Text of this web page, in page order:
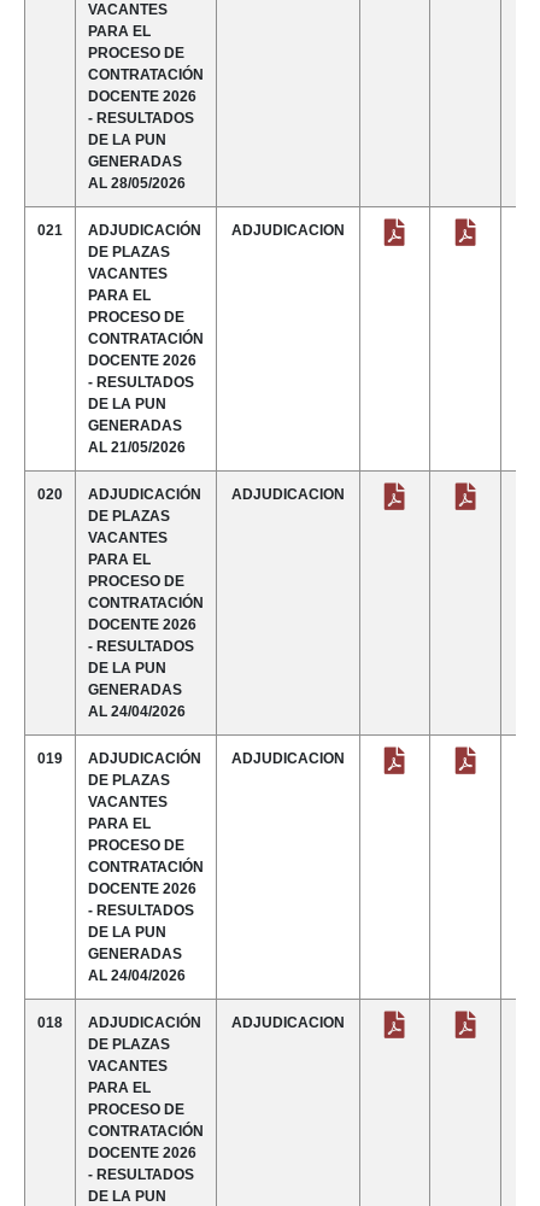
VACANTES
PARA EL
PROCESO DE
CONTRATACIÓN
DOCENTE 2026
- RESULTADOS
DE LA PUN
GENERADAS
AL 28/05/2026
021
ADJUDICACIÓN
DE PLAZAS
VACANTES
PARA EL
PROCESO DE
CONTRATACIÓN
DOCENTE 2026
- RESULTADOS
DE LA PUN
GENERADAS
AL 21/05/2026
ADJUDICACION
020
ADJUDICACIÓN
DE PLAZAS
VACANTES
PARA EL
PROCESO DE
CONTRATACIÓN
DOCENTE 2026
- RESULTADOS
DE LA PUN
GENERADAS
AL 24/04/2026
ADJUDICACION
019
ADJUDICACIÓN
DE PLAZAS
VACANTES
PARA EL
PROCESO DE
CONTRATACIÓN
DOCENTE 2026
- RESULTADOS
DE LA PUN
GENERADAS
AL 24/04/2026
ADJUDICACION
018
ADJUDICACIÓN
DE PLAZAS
VACANTES
PARA EL
PROCESO DE
CONTRATACIÓN
DOCENTE 2026
- RESULTADOS
DE LA PUN
ADJUDICACION